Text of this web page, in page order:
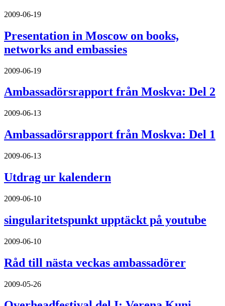
2009-06-19
Presentation in Moscow on books,
networks and embassies
2009-06-19
Ambassadörsrapport från Moskva: Del 2
2009-06-13
Ambassadörsrapport från Moskva: Del 1
2009-06-13
Utdrag ur kalendern
2009-06-10
singularitetspunkt upptäckt på youtube
2009-06-10
Råd till nästa veckas ambassadörer
2009-05-26